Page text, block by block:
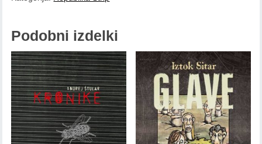
Podobni izdelki